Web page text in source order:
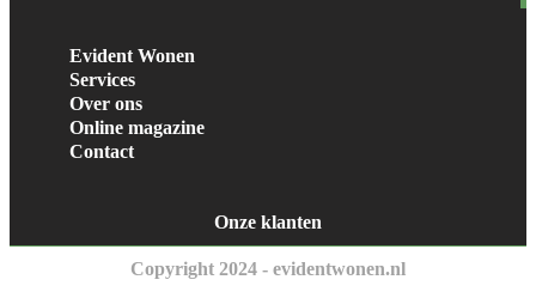
Evident Wonen
Services
Over ons
Online magazine
Contact
Onze klanten
Copyright 2024 - evidentwonen.nl